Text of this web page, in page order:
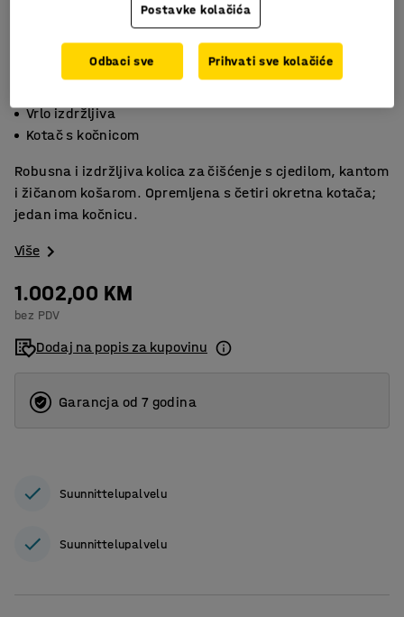
Vrlo izdržljiva
Kotač s kočnicom
Robusna i izdržljiva kolica za čišćenje s cjedilom, kantom
i žičanom košarom. Opremljena s četiri okretna kotača;
jedan ima kočnicu.
Više
1.002,00 KM
bez PDV
Dodaj na popis za kupovinu
Garancja od 7 godina
Suunnittelupalvelu
Suunnittelupalvelu
Postavke kolačića
Odbaci sve Prihvati sve kolačiće